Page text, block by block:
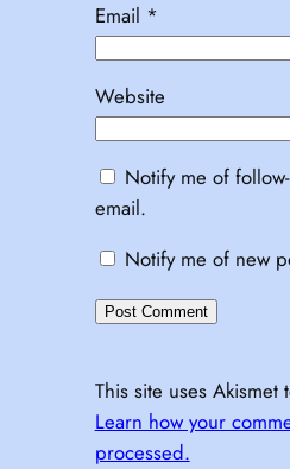
Email *
Website
Notify me of
email.
Notify me of new
This site uses Akismet
Learn how your
processed.